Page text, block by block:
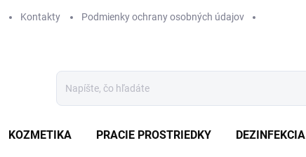
Kontakty Podmienky ochrany osobných údajov
KOZMETIKA PRACIE PROSTRIEDKY DEZINFEKCIA